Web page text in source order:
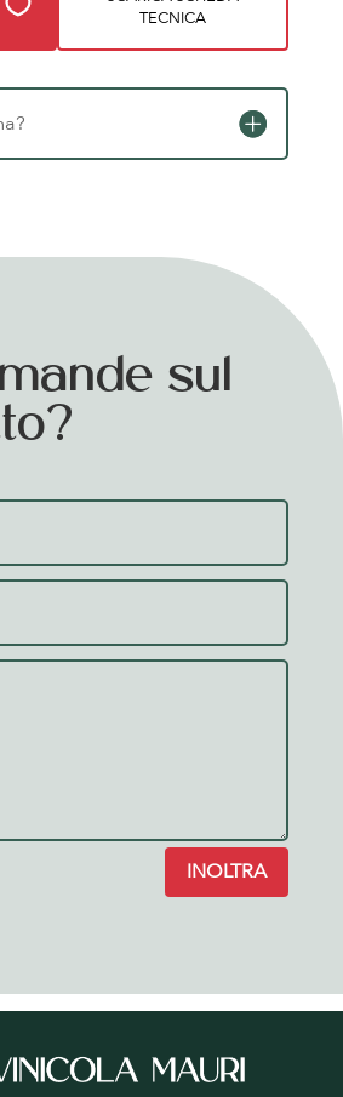
TECNICA
sul
INOLTRA